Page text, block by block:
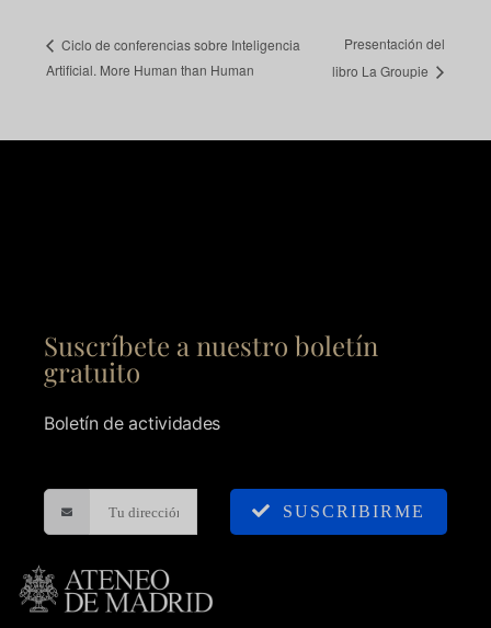
Ciclo de conferencias sobre Inteligencia
Artificial. More Human than Human
Presentación del
libro La Groupie
Suscríbete a nuestro boletín
gratuito
Boletín de actividades
SUSCRIBIRME